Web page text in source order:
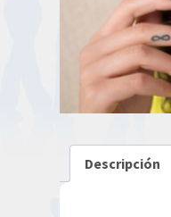
Descripción